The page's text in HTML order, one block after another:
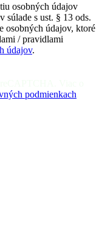
osobných údajov
súlade s ust. § 13 ods.
osobných údajov, ktoré
/ pravidlami
údajov.
podmienkach